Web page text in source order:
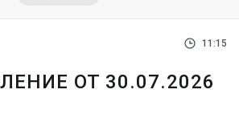
11:15
ОТ 30.07.2026